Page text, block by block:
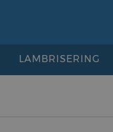
LAMBRISERING